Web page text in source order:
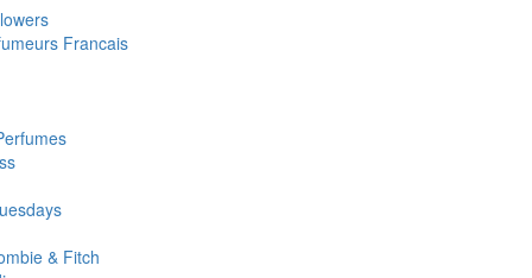
Francais
& Fitch